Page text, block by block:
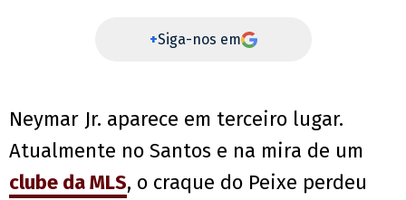
+Siga-nos em
Neymar Jr. aparece em terceiro lugar.
Atualmente no Santos e na mira de um
clube da MLS, o craque do Peixe perdeu